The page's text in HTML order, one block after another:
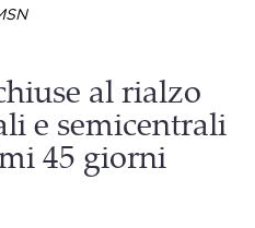
al rialzo
e semicentrali
45 giorni